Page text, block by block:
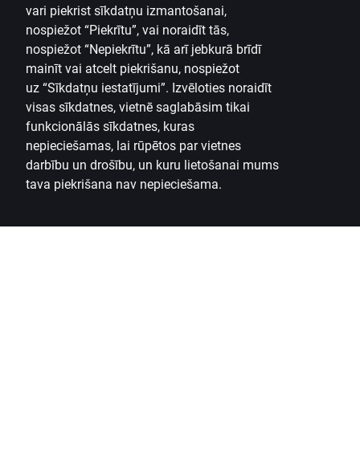
vari piekrist sīkdatņu izmantošanai,
nospiežot “Piekrītu”, vai noraidīt tās,
nospiežot “Nepiekrītu”, kā arī jebkurā brīdī
mainīt vai atcelt piekrišanu, nospiežot
uz “Sīkdatņu iestatījumi”. Izvēloties noraidīt
visas sīkdatnes, vietnē saglabāsim tikai
funkcionālās sīkdatnes, kuras
nepieciešamas, lai rūpētos par vietnes
darbību un drošību, un kuru lietošanai mums
tava piekrišana nav nepieciešama.